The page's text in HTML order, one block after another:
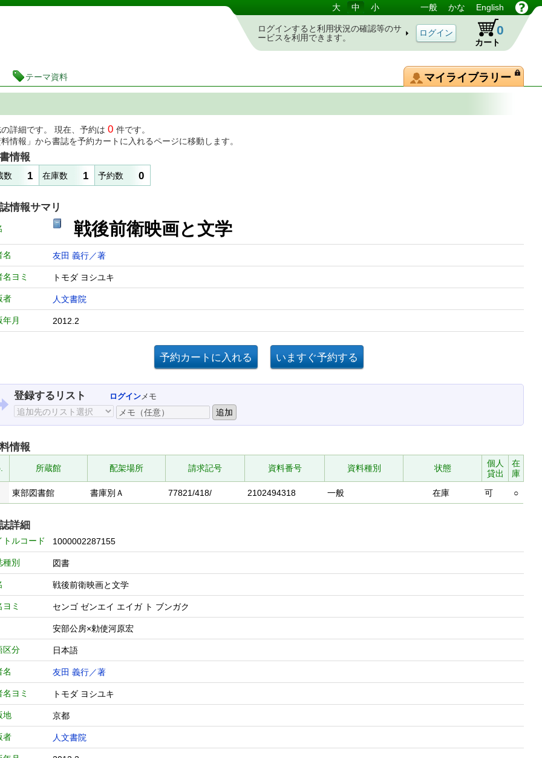
図書館 蔵書検索・予約システム 大 中 小 一般 かな English
ログインすると利用状況の確認等のサ
ービスを利用できます。
カート
0
テーマ資料 マイライブラリー
詳細です。 現在、予約は 0 件です。
料情報」から書誌を予約カートに入れるページに移動します。
情報
数 1 在庫数 1 予約数 0
情報サマリ
戦後前衛映画と文学
名 友田 義行／著
名ヨミ トモダ ヨシユキ
者 人文書院
年月 2012.2
登録するリスト ログインメモ
情報
所蔵館 配架場所 請求記号 資料番号 資料種別 状態
個人
貸出
在
庫
東部図書館 書庫別Ａ 77821/418/ 2102494318 一般 在庫 可 ○
詳細
トルコード 1000002287155
種別 図書
戦後前衛映画と文学
ヨミ センゴ ゼンエイ エイガ ト ブンガク
安部公房×勅使河原宏
区分 日本語
名 友田 義行／著
名ヨミ トモダ ヨシユキ
地 京都
者 人文書院